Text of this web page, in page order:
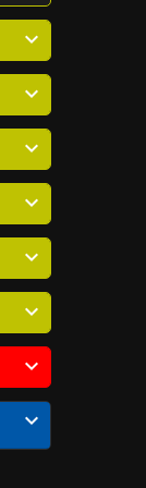
expand_more
expand_more
expand_more
expand_more
expand_more
expand_more
expand_more
expand_more